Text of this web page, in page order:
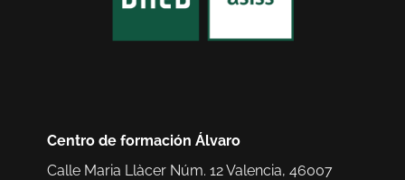
Centro de formación Álvaro
Calle Maria Llàcer Núm. 12 Valencia, 46007